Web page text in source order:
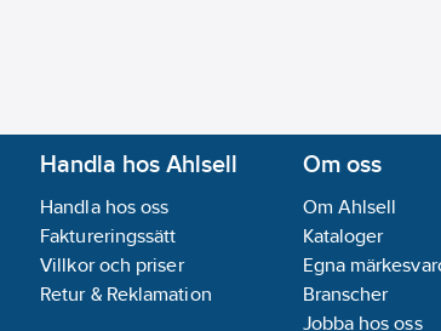
Handla hos Ahlsell
Handla hos oss
Faktureringssätt
Villkor och priser
Retur & Reklamation
Om oss
Om Ahlsell
Kataloger
Egna
Branscher
Jobba hos oss